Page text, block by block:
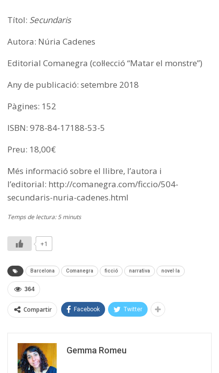
Títol: Secundaris
Autora: Núria Cadenes
Editorial Comanegra (col·lecció “Matar el monstre”)
Any de publicació: setembre 2018
Pàgines: 152
ISBN: 978-84-17188-53-5
Preu: 18,00€
Més informació sobre el llibre, l’autora i
l’editorial: http://comanegra.com/ficcio/504-
secundaris-nuria-cadenes.html
Temps de lectura: 5 minuts
+1
Barcelona Comanegra ficció narrativa novel·la
364
Compartir Facebook Twitter
Gemma Romeu